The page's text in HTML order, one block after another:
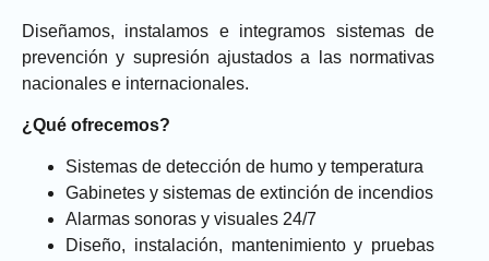
Diseñamos, instalamos e integramos sistemas de
prevención y supresión ajustados a las normativas
nacionales e internacionales.
¿Qué ofrecemos?
Sistemas de detección de humo y temperatura
Gabinetes y sistemas de extinción de incendios
Alarmas sonoras y visuales 24/7
Diseño, instalación, mantenimiento y pruebas